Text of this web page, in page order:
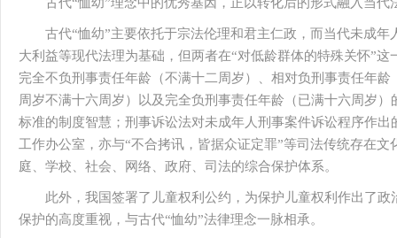
古代“恤幼”主要依托于宗法伦理和君主仁政，而当代未成
大利益等现代法理为基础，但两者在“对低龄群体的特殊关怀”
完全不负刑事责任年龄（不满十二周岁）、相对负刑事责任年
周岁不满十六周岁）以及完全负刑事责任年龄（已满十六周岁
标准的制度智慧；刑事诉讼法对未成年人刑事案件诉讼程序作
工作办公室，亦与“不合拷讯，皆据众证定罪”等司法传统存在
庭、学校、社会、网络、政府、司法的综合保护体系。
此外，我国签署了儿童权利公约，为保护儿童权利作出了
保护的高度重视，与古代“恤幼”法律理念一脉相承。